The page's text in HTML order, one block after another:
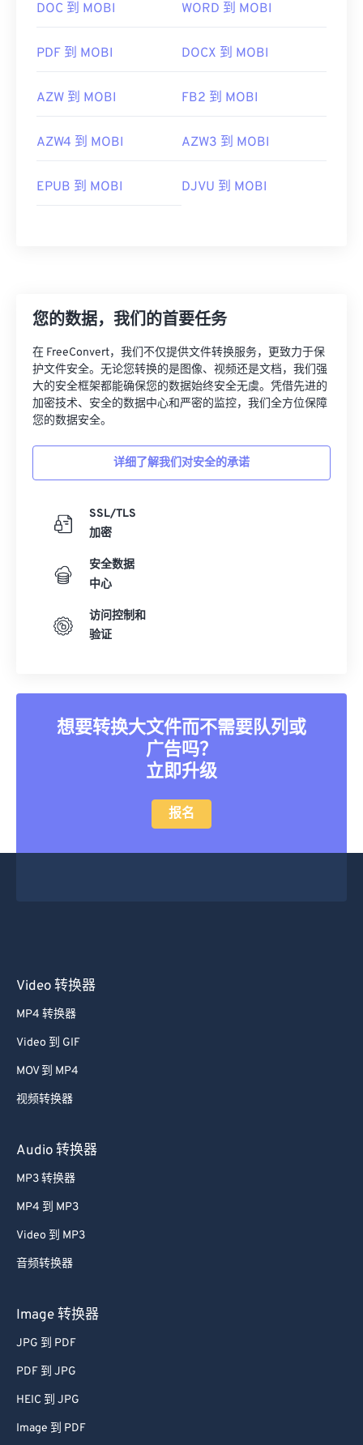
DOC 到 MOBI WORD 到 MOBI
PDF 到 MOBI DOCX 到 MOBI
AZW 到 MOBI FB2 到 MOBI
AZW4 到 MOBI AZW3 到 MOBI
EPUB 到 MOBI DJVU 到 MOBI
您的数据，我们的首要任务
在 FreeConvert，我们不仅提供文件转换服务，更致力于保
护文件安全。无论您转换的是图像、视频还是文档，我们强
大的安全框架都能确保您的数据始终安全无虞。凭借先进的
加密技术、安全的数据中心和严密的监控，我们全方位保障
您的数据安全。
详细了解我们对安全的承诺
SSL/TLS
加密
安全数据
中心
访问控制和
验证
想要转换大文件而不需要队列或
广告吗？
立即升级
报名
Video 转换器
MP4 转换器
Video 到 GIF
MOV 到 MP4
视频转换器
Audio 转换器
MP3 转换器
MP4 到 MP3
Video 到 MP3
音频转换器
Image 转换器
JPG 到 PDF
PDF 到 JPG
HEIC 到 JPG
Image 到 PDF